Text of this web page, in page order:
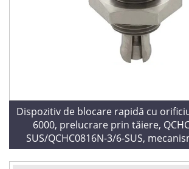
Dispozitiv de blocare rapidă cu
6000, prelucrare prin tăiere,
SUS/QCHC0816N-3/6-SUS,
rapidă